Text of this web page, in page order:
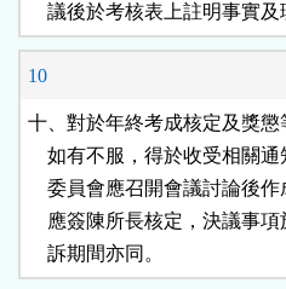
議後於考核表上註明事實
10
十、對於年終考成核定及獎
如有不服，得於收受相關
委員會應召開會議討論後
應簽陳所長核定，決議事
    訴期間亦同。